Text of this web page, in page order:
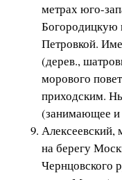
метрах юго-
Петровкой.
(дерев.,
морового
приходским.
(занимающее и
Алексеевский,
на берегу
Чернцовского